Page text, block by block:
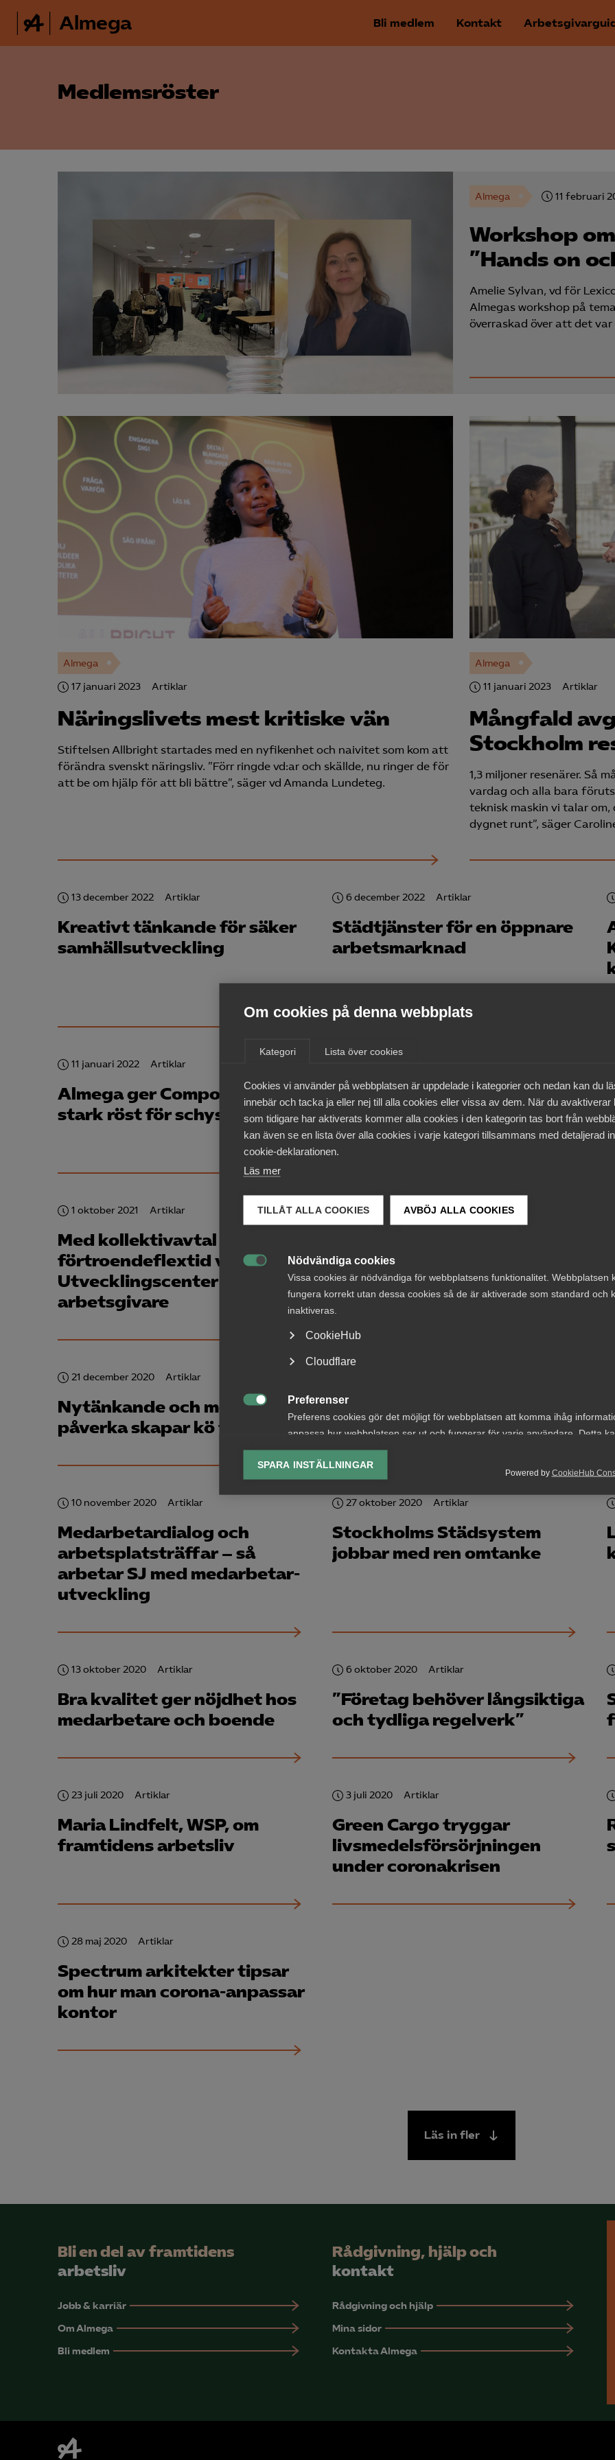
Om cookies på denna webbplats
Kategori Lista över cookies
Cookies vi använder på webbplatsen är uppdelade i kategorier och nedan kan du
innebär och tacka ja eller nej till alla cookies eller vissa av dem. När du avaktiverar
som tidigare har aktiverats kommer alla cookies i den kategorin tas bort från
kan även se en lista över alla cookies i varje kategori tillsammans med detaljerad
cookie-deklarationen.
Läs mer
TILLÅT ALLA COOKIES AVBÖJ ALLA COOKIES
Nödvändiga cookies
Vissa cookies är nödvändiga för webbplatsens funktionalitet. Webbplatsen
fungera korrekt utan dessa cookies så de är aktiverade som standard och
inaktiveras.
CookieHub
Cloudflare
Preferenser
Preferens cookies gör det möjligt för webbplatsen att komma ihåg
anpassa hur webbplatsen ser ut och fungerar för varje användare. Detta
lagring av vald valuta, region, språk eller färgschema.

Analys-cookies
Analyseringscookies hjälper oss förbättra webbplatsen genom att samla
Google Analytics
visa relevanta och engagerande annonser.
Google Ads
YouTube
Microsoft Ads
Powered by CookieHub
SPARA INSTÄLLNINGAR
Almega Bli medlem Kontakt
Medlemsröster
Almega 11 februari
Workshop
”Hands on
Amelie Sylvan, vd för
Almegas workshop på
överraskad över att det
Almega
17 januari 2023 Artiklar
Närings­livets mest kritiske vän
Stiftelsen Allbright startades med en nyfikenhet och naivitet som kom att
förändra svenskt näringsliv. ”Förr ringde vd:ar och skällde, nu ringer de för
att be om hjälp för att bli bättre”, säger vd Amanda Lundeteg.
Almega
11 januari 2023 Artiklar
Mångfald
Stockholm
1,3 miljoner resenärer. Så
vardag och alla bara
teknisk maskin vi talar
dygnet runt”, säger
13 december 2022 Artiklar
Kreativt tänkande för säker
samhälls­utveckling
6 december 2022 Artiklar
Städtjänster för en öppnare
arbetsmarknad
11 januari 2022 Artiklar
Almega ger Compodium en
stark röst för schyssta villkor
Så är Tyréns med och
påverkar tjänste­sektorns
utveckling
1 oktober 2021 Artiklar
Med kollektivavtal och
förtroendeflextid växer Iris
Utvecklingscenter som
arbetsgivare
22 september 2021 Artiklar
expansion och organisations­
förändringar
21 december 2020 Artiklar
Nytänkande och möjlighet att
påverka skapar kö till jobben
Omsorgshjältarna i fokus
10 november 2020 Artiklar
Medarbetardialog och
arbetsplatsträffar – så
arbetar SJ med medarbetar­
utveckling
27 oktober 2020 Artiklar
Stockholms Städsystem
jobbar med ren omtanke
13 oktober 2020 Artiklar
Bra kvalitet ger nöjdhet hos
medarbetare och boende
6 oktober 2020 Artiklar
”Företag behöver långsiktiga
och tydliga regelverk”
23 juli 2020 Artiklar
Maria Lindfelt, WSP, om
framtidens arbetsliv
3 juli 2020 Artiklar
Green Cargo tryggar
livsmedels­försörjningen
under coronakrisen
28 maj 2020 Artiklar
Spectrum arkitekter tipsar
om hur man corona-anpassar
kontor
Läs in fler
Bli en del av framtidens
arbetsliv
Jobb & karriär
Om Almega
Bli medlem
Rådgivning, hjälp och
kontakt
Rådgivning och hjälp
Mina sidor
Kontakta Almega